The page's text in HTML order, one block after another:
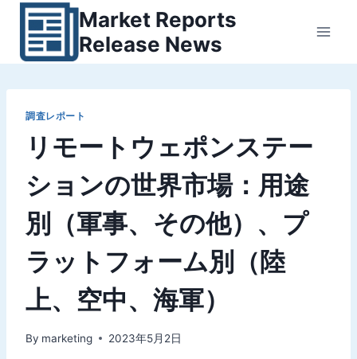
Market Reports
Release News
調査レポート
リモートウェポンステー
ションの世界市場：用途
別（軍事、その他）、プ
ラットフォーム別（陸
上、空中、海軍）
By marketing 2023年5月2日